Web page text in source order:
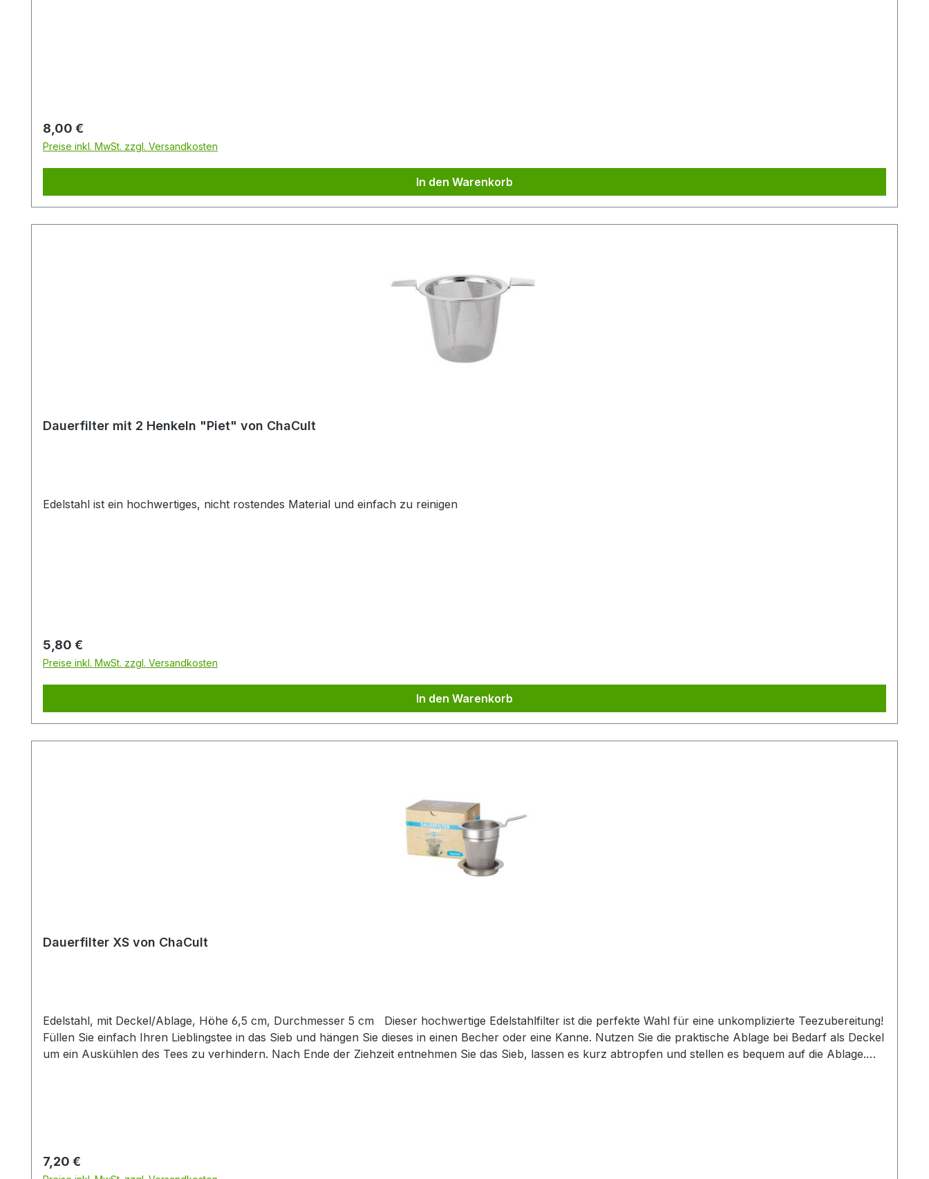
Regulärer Preis:
8,00 €
Preise inkl. MwSt. zzgl. Versandkosten
In den Warenkorb
Dauerfilter mit 2 Henkeln "Piet" von ChaCult
Edelstahl ist ein hochwertiges, nicht rostendes Material und einfach zu reinigen
Regulärer Preis:
5,80 €
Preise inkl. MwSt. zzgl. Versandkosten
In den Warenkorb
Dauerfilter XS von ChaCult
Edelstahl, mit Deckel/Ablage, Höhe 6,5 cm, Durchmesser 5 cm Dieser hochwertige Edelstahlfilter ist die perfekte Wahl für eine unkomplizierte Teezubereitung!
Füllen Sie einfach Ihren Lieblingstee in das Sieb und hängen Sie dieses in einen Becher oder eine Kanne. Nutzen Sie die praktische Ablage bei Bedarf als Deckel
um ein Auskühlen des Tees zu verhindern. Nach Ende der Ziehzeit entnehmen Sie das Sieb, lassen es kurz abtropfen und stellen es bequem auf die Ablage.
Regulärer Preis:
7,20 €